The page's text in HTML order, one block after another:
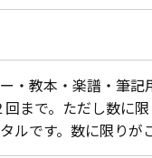
・教本・楽譜・筆
まで。ただし数に
です。数に限りが